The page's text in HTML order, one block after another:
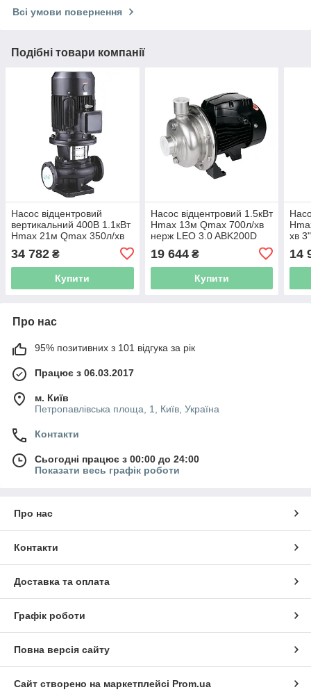
Всі умови повернення
Подібні товари компанії
Насос відцентровий
вертикальний 400В 1.1кВт
Hmax 21м Qmax 350л/хв
LEO 3.0 LPP40-17.5-1.1/2
(7714133)
34 782 ₴
Купити
Насос відцентровий 1.5кВт
Hmax 13м Qmax 700л/хв
нерж LEO 3.0 ABK200D
19 644₴
Купити
хв
14
Про нас
95% позитивних з 101 відгука за рік
Працює з 06.03.2017
м. Київ
Петропавлівська площа, 1, Київ, Україна
Контакти
Сьогодні працює з 00:00 до 24:00
Показати весь графік роботи
Про нас
Контакти
Доставка та оплата
Графік роботи
Повна версія сайту
Сайт створено на маркетплейсі Prom.ua